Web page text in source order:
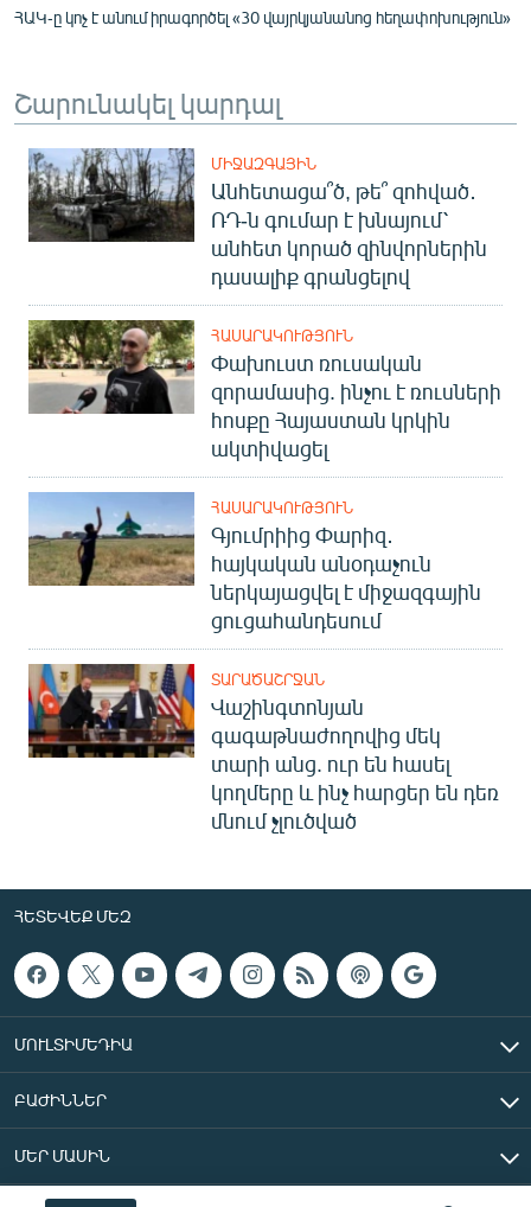
ՀԱԿ-ը կոչ է անում իրագործել «30 վայրկյանանոց հեղափոխություն»
Շարունակել կարդալ
ՄԻՋԱԶԳԱՅԻՆ
Անհետացա՞ծ, թե՞ զոհված․
ՌԴ-ն գումար է խնայում՝
անհետ կորած զինվորներին
դասալիք գրանցելով
ՀԱՍԱՐԱԿՈՒԹՅՈՒՆ
Փախուստ ռուսական
զորամասից. ինչու է ռուսների
հոսքը Հայաստան կրկին
ակտիվացել
ՀԱՍԱՐԱԿՈՒԹՅՈՒՆ
Գյումրիից Փարիզ․
հայկական անօդաչուն
ներկայացվել է միջազգային
ցուցահանդեսում
ՏԱՐԱԾԱՇՐՋԱՆ
Վաշինգտոնյան
գագաթնաժողովից մեկ
տարի անց. ուր են հասել
կողմերը և ինչ հարցեր են դեռ
մնում չլուծված
ՀԵՏԵՎԵՔ ՄԵԶ
ՄՈՒԼՏԻՄԵԴԻԱ
ԲԱԺԻՆՆԵՐ
ՄԵՐ ՄԱՍԻՆ